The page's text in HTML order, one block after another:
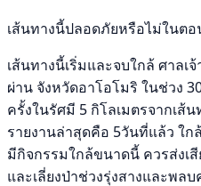
เส้นทางนี้ปลอดภัยหรือไม่ในตอ
เส้นทางนี้เริ่มและจบใกล้ ศาลเ
ผ่าน จังหวัดอาโอโมริ ในช่วง
ครั้งในรัศมี 5 กิโลเมตรจากเส้
รายงานล่าสุดคือ 5วันที่แล้ว ใ
มีกิจกรรมใกล้ขนาดนี้ ควรส่งเ
และเลี่ยงป่าช่วงรุ่งสางและพลบ